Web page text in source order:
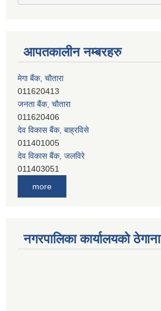
आपतकालीन नम्बरहरु
मेगा बैंक, चाैतारा
जनता बैंक, चाैतारा
011620406
देव विकास बैंक, बाह्रविसे
011401005
देव विकास बैंक, जलविरे
011403051
सिभिल बैंक, मेलम्ची
011401055
011620402
प्रभु बैंक, बाह्रविसे
011489259
more
नगरपालिका कार्यालयको ठेगाना